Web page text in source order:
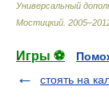
Универсальный
Мостицкий
Игры ⚽
стоять на